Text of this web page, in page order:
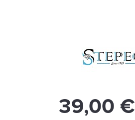
39,00 €